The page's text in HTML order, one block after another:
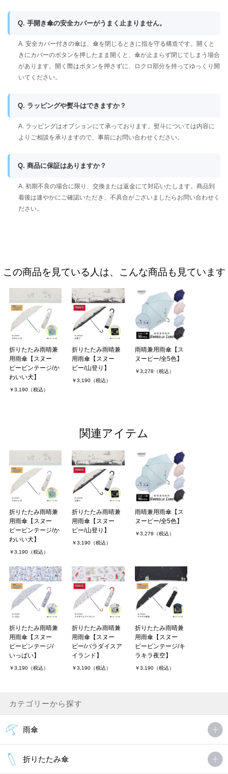
Q. 手開き傘の安全カバーがうまく止まりません。
A. 安全カバー付きの傘は、傘を閉じるときに指を守る構造です。開くと
きにカバーのボタンを押したまま開くと、傘が止まらず閉じてしまう場合
があります。開く際はボタンを押さずに、ロクロ部分を持ってゆっくり開
いてください。
Q. ラッピングや熨斗はできますか？
A. ラッピングはオプションにて承っております。熨斗については内容に
よりご相談を承りますので、事前にお問い合わせください。
Q. 商品に保証はありますか？
A. 初期不良の場合に限り、交換または返金にて対応いたします。商品到
着後は速やかにご確認いただき、不具合がございましたらお問い合わせく
ださい。
この商品を見ている人は、こんな商品も見ています
折りたたみ雨晴兼
用雨傘【スヌー
ピービンテージ/か
わいい犬】
￥3,190（税込）
折りたたみ雨晴兼
用雨傘【スヌー
ピー/山登り】
￥3,190（税込）
雨晴兼用雨傘【ス
ヌーピー/全5色】
￥3,278（税込）
関連アイテム
折りたたみ雨晴兼
用雨傘【スヌー
ピービンテージ/か
わいい犬】
￥3,190（税込）
折りたたみ雨晴兼
用雨傘【スヌー
ピー/山登り】
￥3,190（税込）
雨晴兼用雨傘【ス
ヌーピー/全5色】
￥3,278（税込）
折りたたみ雨晴兼
用雨傘【スヌー
ピービンテージ/
いっぱい】
￥3,190（税込）
折りたたみ雨晴兼
用雨傘【スヌー
ピー/パラダイスア
イランド】
￥3,190（税込）
折りたたみ雨晴兼
用雨傘【スヌー
ピービンテージ/キ
ラキラ夜空】
￥3,190（税込）
カテゴリーから探す
雨傘
折りたたみ傘